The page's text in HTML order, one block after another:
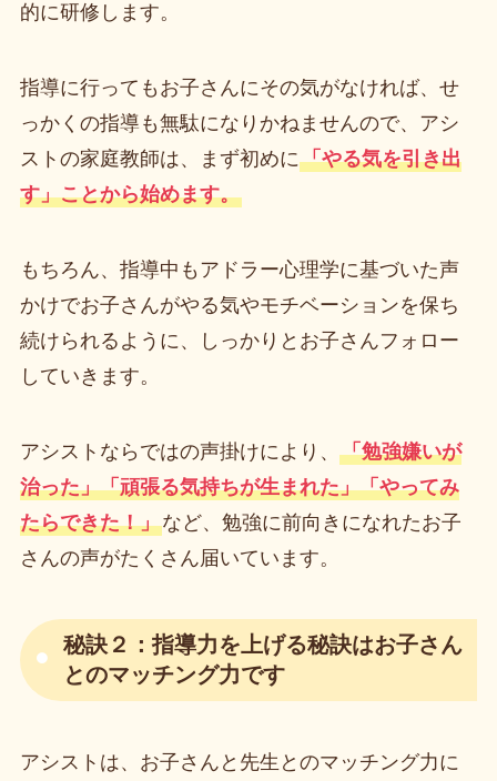
的に研修します。
指導に行ってもお子さんにその気がなければ、せ
っかくの指導も無駄になりかねませんので、アシ
ストの家庭教師は、まず初めに「やる気を引き出
す」ことから始めます。
もちろん、指導中もアドラー心理学に基づいた声
かけでお子さんがやる気やモチベーションを保ち
続けられるように、しっかりとお子さんフォロー
していきます。
アシストならではの声掛けにより、 「勉強嫌いが
治った」「頑張る気持ちが生まれた」「やってみ
たらできた！」など、勉強に前向きになれたお子
さんの声がたくさん届いています。
秘訣２：指導力を上げる秘訣はお子さん
とのマッチング力です
アシストは、お子さんと先生とのマッチング力に